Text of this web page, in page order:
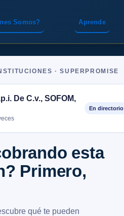
Somos? Aprende
· SUPERPROMISE
De C.v., SOFOM,
En directorio
esta
Primero,
qué te pueden